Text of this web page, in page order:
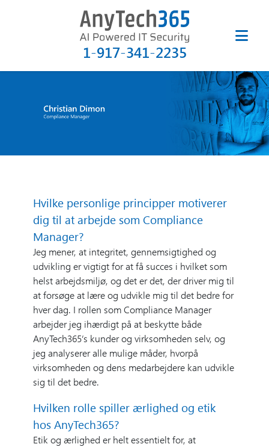
1-917-341-2235
Hvilke personlige principper motiverer
dig til at arbejde som Compliance
Manager?
Jeg mener, at integritet, gennemsigtighed og
udvikling er vigtigt for at få succes i hvilket som
helst arbejdsmiljø, og det er det, der driver mig til
at forsøge at lære og udvikle mig til det bedre for
hver dag. I rollen som Compliance Manager
arbejder jeg ihærdigt på at beskytte både
AnyTech365’s kunder og virksomheden selv, og
jeg analyserer alle mulige måder, hvorpå
virksomheden og dens medarbejdere kan udvikle
sig til det bedre.
Hvilken rolle spiller ærlighed og etik
hos AnyTech365?
Etik og ærlighed er helt essentielt for, at